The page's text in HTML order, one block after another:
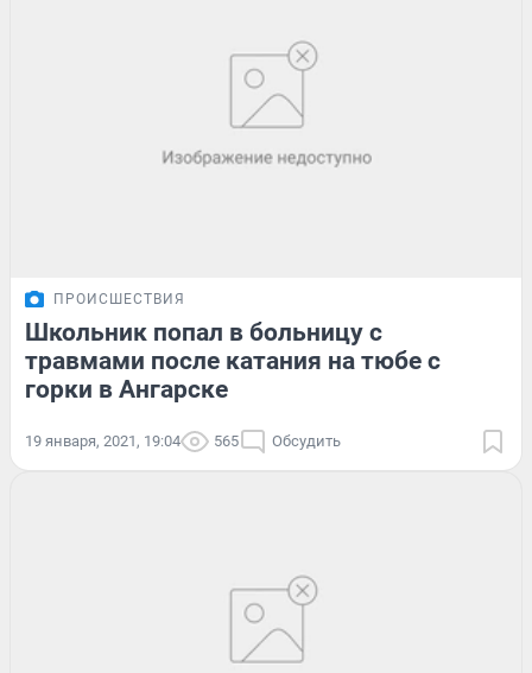
ПРОИСШЕСТВИЯ
Школьник попал в больницу с
травмами после катания на тюбе с
горки в Ангарске
19 января, 2021, 19:04 565 Обсудить